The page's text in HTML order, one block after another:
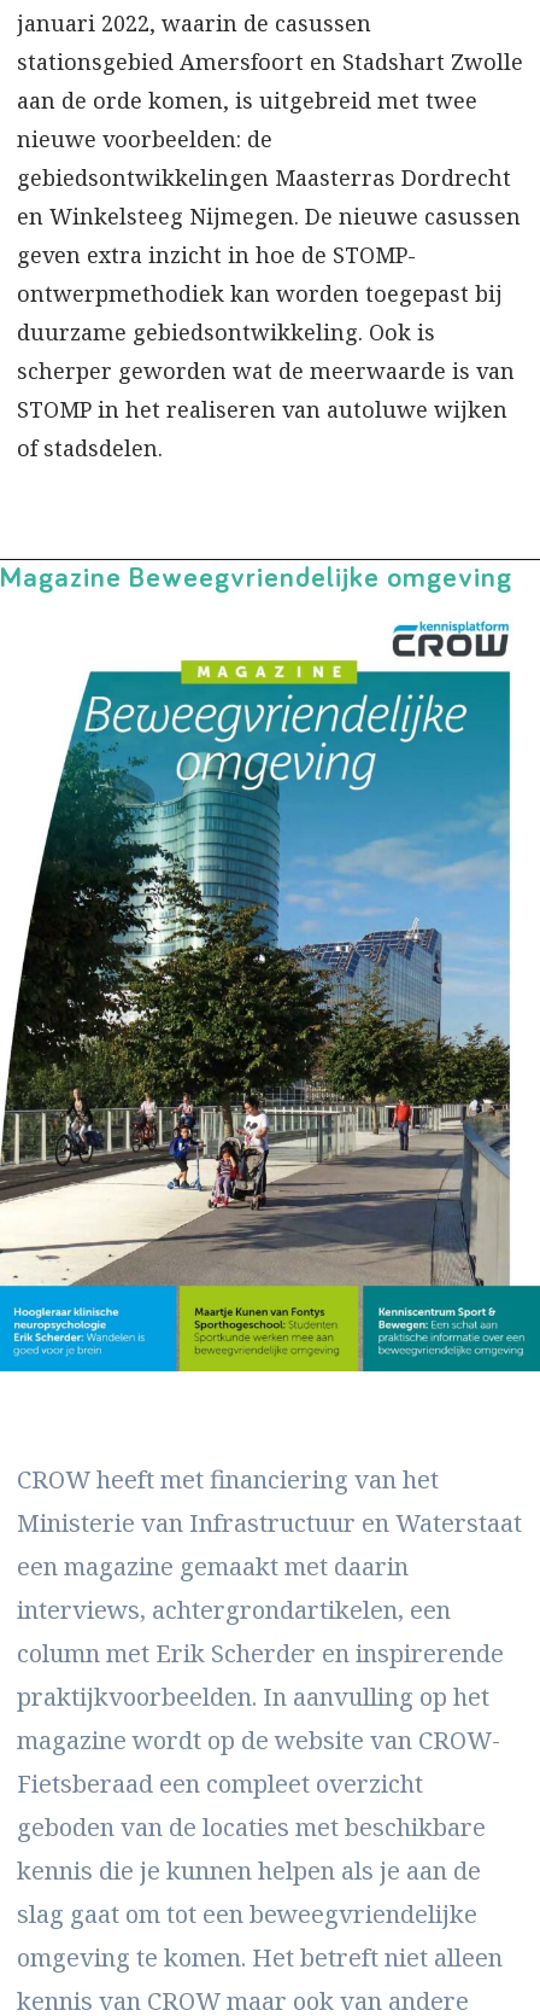
januari 2022, waarin de casussen
stationsgebied Amersfoort en Stadshart Zwolle
aan de orde komen, is uitgebreid met twee
nieuwe voorbeelden: de
gebiedsontwikkelingen Maasterras Dordrecht
en Winkelsteeg Nijmegen. De nieuwe casussen
geven extra inzicht in hoe de STOMP-
ontwerpmethodiek kan worden toegepast bij
duurzame gebiedsontwikkeling. Ook is
scherper geworden wat de meerwaarde is van
STOMP in het realiseren van autoluwe wijken
of stadsdelen.
Magazine Beweegvriendelijke omgeving
CROW heeft met financiering van het
Ministerie van Infrastructuur en Waterstaat
een magazine gemaakt met daarin
interviews, achtergrondartikelen, een
column met Erik Scherder en inspirerende
praktijkvoorbeelden. In aanvulling op het
magazine wordt op de website van CROW-
Fietsberaad een compleet overzicht
geboden van de locaties met beschikbare
kennis die je kunnen helpen als je aan de
slag gaat om tot een beweegvriendelijke
omgeving te komen. Het betreft niet alleen
kennis van CROW maar ook van andere